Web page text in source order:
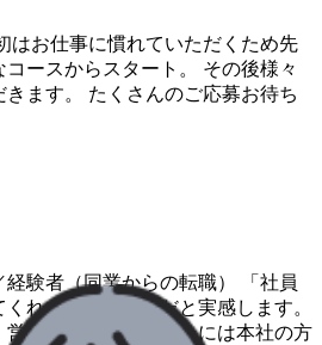
はお仕事に慣れていただくため先
ースからスタート。 その後様々
ます。 たくさんのご応募お待ち
経験者（同業からの転職） 「社員
れている会社」だと実感します。
営業所の所長や、ときには本社の方